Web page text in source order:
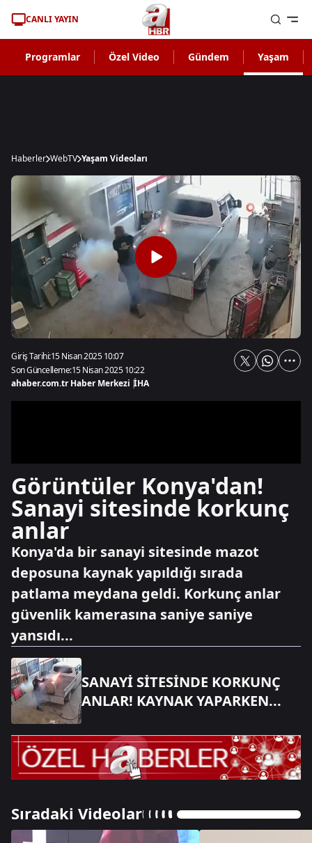
CANLI YAYIN
Programlar Özel Video Gündem Yaşam
Haberler WebTV Yaşam Videoları
Giriş Tarihi:15 Nisan 2025 10:07
Son Güncelleme:15 Nisan 2025 10:22
ahaber.com.tr Haber Merkezi |İHA
Görüntüler Konya'dan!
Sanayi sitesinde korkunç
anlar
Konya'da bir sanayi sitesinde mazot
deposuna kaynak yapıldığı sırada
patlama meydana geldi. Korkunç anlar
güvenlik kamerasına saniye saniye
yansıdı...
SANAYİ SİTESİNDE KORKUNÇ
ANLAR! KAYNAK YAPARKEN...
Sıradaki Videolar